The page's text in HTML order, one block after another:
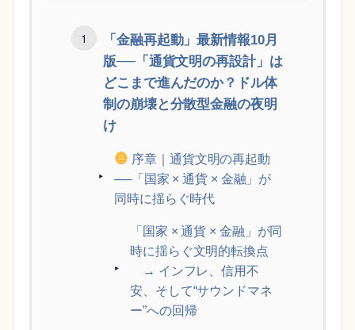
「金融再起動」最新情報10月
版──「通貨文明の再設計」は
どこまで進んだのか？ドル体
制の崩壊と分散型金融の夜明
け
序章｜通貨文明の再起動
──「国家 × 通貨 × 金融」が
同時に揺らぐ時代
「国家 × 通貨 × 金融」が同
時に揺らぐ文明的転換点
→ インフレ、信用不
安、そして“サウンドマネ
ー”への回帰